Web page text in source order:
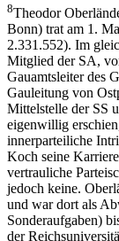
8Theodor
Bonn) trat am 1.
2.331.552). Im
Mitglied der SA,
Gauamtsleiter des
Gauleitung von
Mittelstelle der SS
eigenwillig
innerparteiliche
Koch seine
vertrauliche
jedoch keine.
und war dort als
Sonderaufgaben)
der